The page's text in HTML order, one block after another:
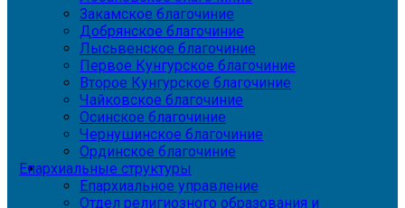
Закамское благочиние
Добрянское благочиние
Лысьвенское благочиние
Первое Кунгурское благочиние
Второе Кунгурское благочиние
Чайковское благочиние
Осинское благочиние
Чернушинское благочиние
Ординское благочиние
Епархиальные структуры
Епархиальное управление
Отдел религиозного образования и